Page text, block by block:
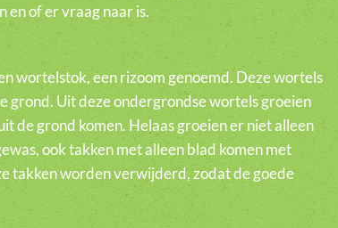
en of er vraag naar is.
wortelstok, een rizoom genoemd. Deze wortels
grond. Uit deze ondergrondse wortels groeien
de grond komen. Helaas groeien er niet alleen
ook takken met alleen blad komen met
takken worden verwijderd, zodat de goede